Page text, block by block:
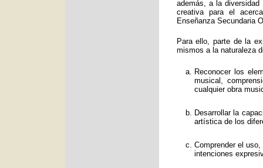
además, a la
creativa para el
Enseñanza Secundaria
Para ello, parte de la
mismos a la naturaleza
Reconocer los
musical,
cualquier obra
Desarrollar la
artística de los
Comprender el
intenciones